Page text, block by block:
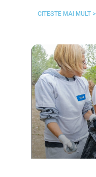
CITESTE MAI MULT >